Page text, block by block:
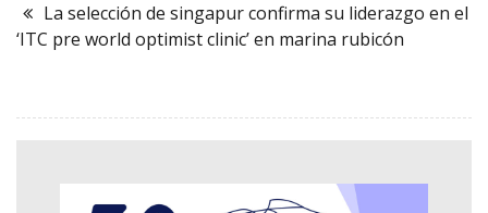
La selección de singapur confirma su liderazgo en el
‘ITC pre world optimist clinic’ en marina rubicón